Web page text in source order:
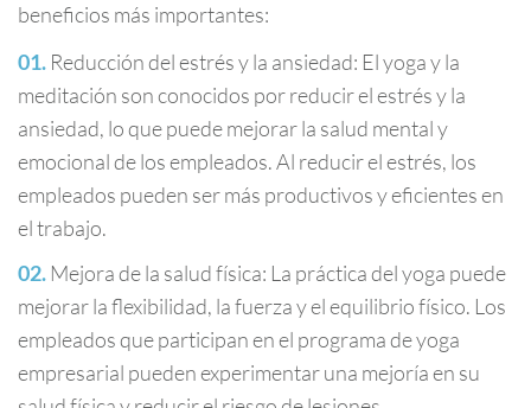
beneficios más importantes:
Reducción del estrés y la ansiedad: El yoga y la
meditación son conocidos por reducir el estrés y la
ansiedad, lo que puede mejorar la salud mental y
emocional de los empleados. Al reducir el estrés, los
empleados pueden ser más productivos y eficientes en
el trabajo.
Mejora de la salud física: La práctica del yoga puede
mejorar la flexibilidad, la fuerza y el equilibrio físico. Los
empleados que participan en el programa de yoga
empresarial pueden experimentar una mejoría en su